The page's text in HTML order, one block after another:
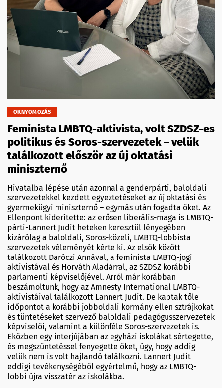
OKNYOMOZÁS
Feminista LMBTQ-aktivista, volt SZDSZ-es
politikus és Soros-szervezetek – velük
találkozott először az új oktatási
miniszternő
Hivatalba lépése után azonnal a genderpárti, baloldali
szervezetekkel kezdett egyeztetéseket az új oktatási és
gyermekügyi miniszternő – egymás után fogadta őket. Az
Ellenpont kiderítette: az erősen liberális-maga is LMBTQ-
párti-Lannert Judit heteken keresztül lényegében
kizárólag a baloldali, Soros-közeli, LMBTQ-lobbista
szervezetek véleményét kérte ki. Az elsők között
találkozott Daróczi Annával, a feminista LMBTQ-jogi
aktivistával és Horváth Aladárral, az SZDSZ korábbi
parlamenti képviselőjével. Arról már korábban
beszámoltunk, hogy az Amnesty International LMBTQ-
aktivistáival találkozott Lannert Judit. De kaptak tőle
időpontot a korábbi jobboldali kormány ellen sztrájkokat
és tüntetéseket szervező baloldali pedagógusszervezetek
képviselői, valamint a különféle Soros-szervezetek is.
Eközben egy interjújában az egyházi iskolákat sértegette,
és megszüntetéssel fenyegette őket, úgy, hogy addig
velük nem is volt hajlandó találkozni. Lannert Judit
eddigi tevékenységéből egyértelmű, hogy az LMBTQ-
lobbi újra visszatér az iskolákba.